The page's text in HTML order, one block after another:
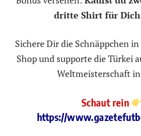
dritte Shirt für
Sichere Dir die Schnäppchen
Shop und supporte die Türkei
Weltmeisterschaft
Schaut rein
https://